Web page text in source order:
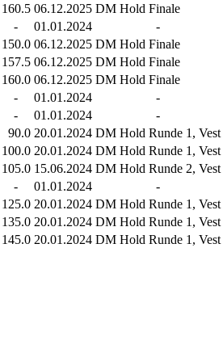
160.5 06.12.2025 DM Hold Finale
- 01.01.2024 -
150.0 06.12.2025 DM Hold Finale
157.5 06.12.2025 DM Hold Finale
160.0 06.12.2025 DM Hold Finale
- 01.01.2024 -
- 01.01.2024 -
90.0 20.01.2024 DM Hold Runde 1, Vest
100.0 20.01.2024 DM Hold Runde 1, Vest
105.0 15.06.2024 DM Hold Runde 2, Vest
- 01.01.2024 -
125.0 20.01.2024 DM Hold Runde 1, Vest
135.0 20.01.2024 DM Hold Runde 1, Vest
145.0 20.01.2024 DM Hold Runde 1, Vest